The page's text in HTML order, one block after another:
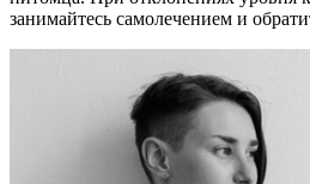
занимайтесь самолечением и